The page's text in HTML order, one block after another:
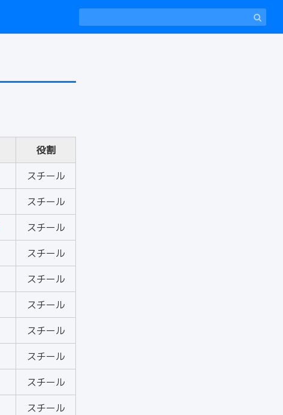
役割
スチール
スチール
スチール
スチール
スチール
スチール
スチール
スチール
スチール
スチール